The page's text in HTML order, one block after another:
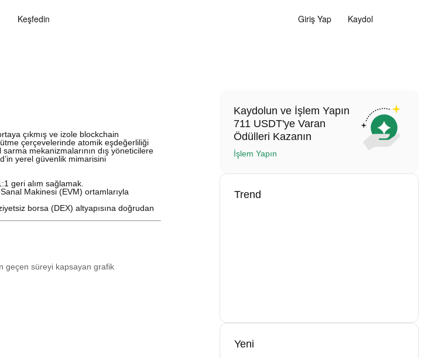
Keşfedin Giriş Yap Kaydol
çıkmış ve izole blockchain
çerçevelerinde atomik eşdeğerliliği
mekanizmalarının dış yöneticilere
yerel güvenlik mimarisini
geri alım sağlamak.
Makinesi (EVM) ortamlarıyla
borsa (DEX) altyapısına doğrudan
geçen süreyi kapsayan grafik
Kaydolun ve İşlem Yapın
711 USDT'ye Varan
Ödülleri Kazanın
İşlem Yapın
Trend
Yeni